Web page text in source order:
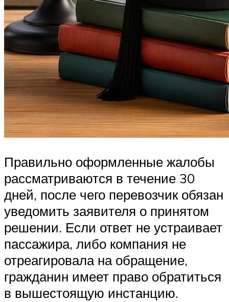
Правильно оформленные жалобы
рассматриваются в течение 30
дней, после чего перевозчик обязан
уведомить заявителя о принятом
решении. Если ответ не устраивает
пассажира, либо компания не
отреагировала на обращение,
гражданин имеет право обратиться
в вышестоящую инстанцию.